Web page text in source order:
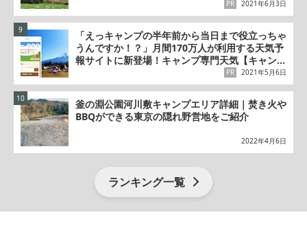
2021年6月3日
PR
「えっキャンプの半年前から当日まで役立っちゃ
うんですか！？」月間170万人が利用する天気予
報サイトに新登場！キャンプ専門天気【キャンプ
2021年5月6日
PR
釜の淵公園河川敷キャンプエリア詳細｜焚き火や
BBQができる東京の隠れ野営地をご紹介
2022年4月6日
ランキング一覧